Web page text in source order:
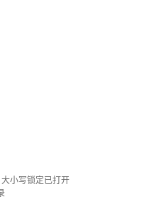
大小写锁定已打开